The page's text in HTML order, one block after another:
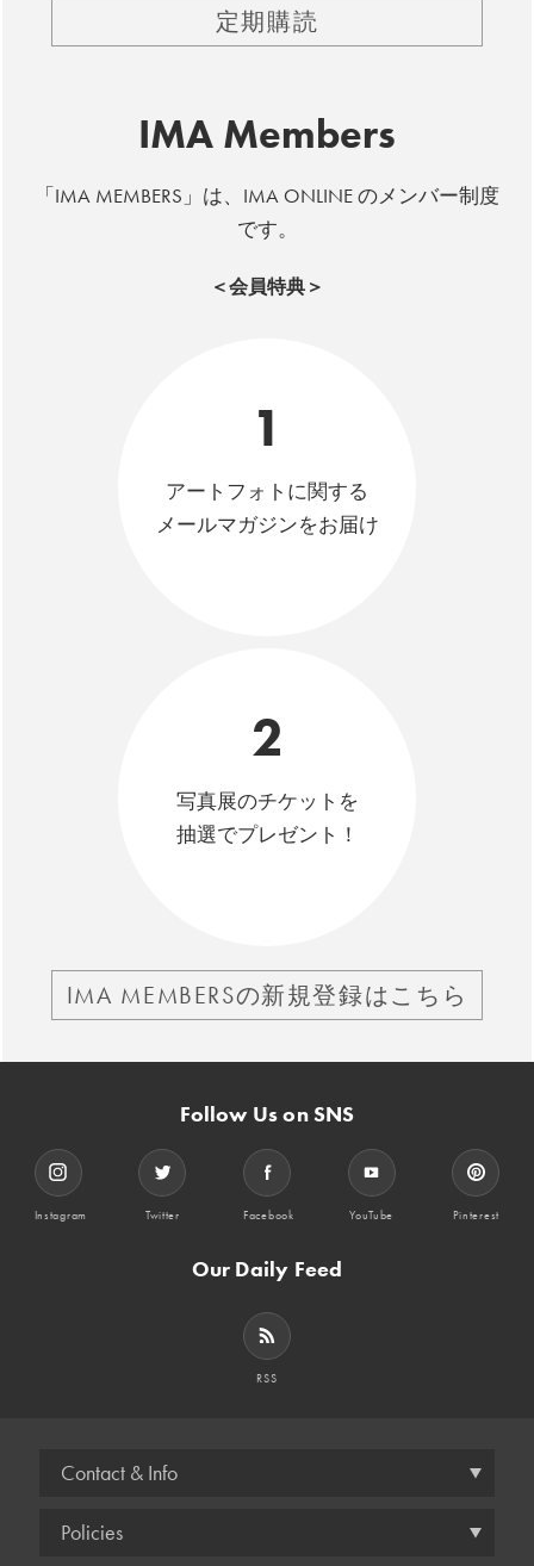
定期購読
IMA Members
「IMA MEMBERS」は、IMA ONLINE のメンバー制度
です。
＜会員特典＞
1
アートフォトに関する
メールマガジンをお届け
2
写真展のチケットを
抽選でプレゼント！
IMA MEMBERSの新規登録はこちら
Follow Us on SNS
Instagram Twitter Facebook YouTube Pinterest
Our Daily Feed
RSS
Contact & Info
Policies